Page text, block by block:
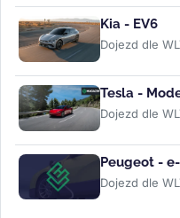
Kia - EV6
Dojezd dle
Tesla -
Dojezd dle
Peugeot -
Dojezd dle